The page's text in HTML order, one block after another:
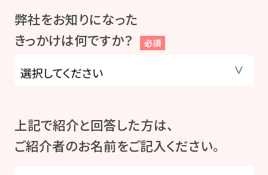
弊社をお知りになった
きっかけは何ですか？
必須
上記で紹介と回答した方は、
ご紹介者のお名前をご記入ください。